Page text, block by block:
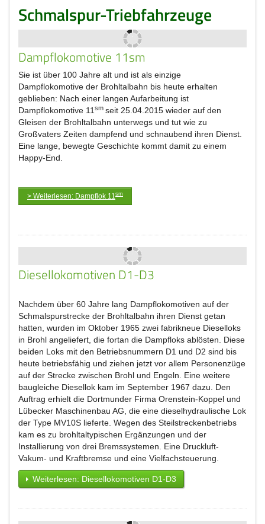
Schmalspur-Triebfahrzeuge
Dampflokomotive 11sm
Sie ist über 100 Jahre alt und ist als einzige
Dampflokomotive der Brohltalbahn bis heute erhalten
geblieben: Nach einer langen Aufarbeitung ist
Dampflokomotive 11 sm seit 25.04.2015 wieder auf den
Gleisen der Brohltalbahn unterwegs und tut wie zu
Großvaters Zeiten dampfend und schnaubend ihren Dienst.
Eine lange, bewegte Geschichte kommt damit zu einem
Happy-End.
> Weiterlesen: Dampflok 11sm
Diesellokomotiven D1-D3
Nachdem über 60 Jahre lang Dampflokomotiven auf der
Schmalspurstrecke der Brohltalbahn ihren Dienst getan
hatten, wurden im Oktober 1965 zwei fabrikneue Dieselloks
in Brohl angeliefert, die fortan die Dampfloks ablösten. Diese
beiden Loks mit den Betriebsnummern D1 und D2 sind bis
heute betriebsfähig und ziehen jetzt vor allem Personenzüge
auf der Strecke zwischen Brohl und Engeln. Eine weitere
baugleiche Diesellok kam im September 1967 dazu. Den
Auftrag erhielt die Dortmunder Firma Orenstein-Koppel und
Lübecker Maschinenbau AG, die eine dieselhydraulische Lok
der Type MV10S lieferte. Wegen des Steilstreckenbetriebs
kam es zu brohltaltypischen Ergänzungen und der
Installierung von drei Bremssystemen. Eine Druckluft-
Vakum- und Kraftbremse und eine Vielfachsteuerung.
Weiterlesen: Diesellokomotiven D1-D3